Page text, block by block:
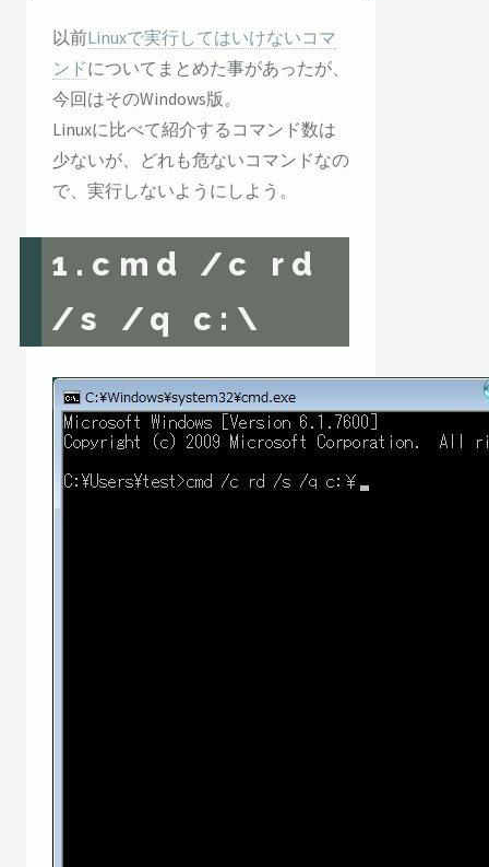
以前Linuxで実行してはいけないコマ
ンドについてまとめた事があったが、
今回はそのWindows版。
Linuxに比べて紹介するコマンド数は
少ないが、どれも危ないコマンドなの
で、実行しないようにしよう。
1.cmd /c rd
/s /q c:\